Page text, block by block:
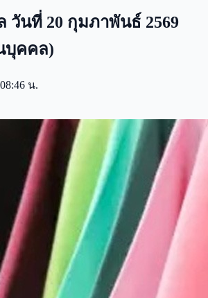
วันที่ 20 กุมภาพันธ์ 2569
บุคคล)
น.